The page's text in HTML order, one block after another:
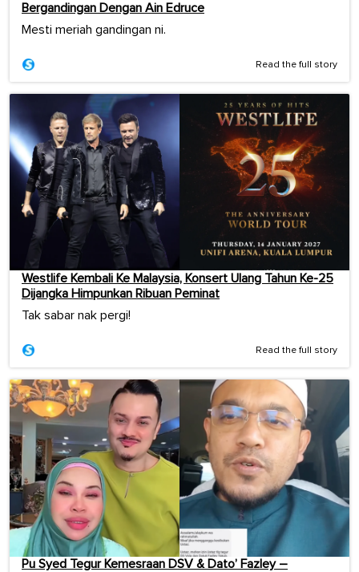
Bergandingan Dengan Ain Edruce
Mesti meriah gandingan ni.
Read the full story
Westlife Kembali Ke Malaysia, Konsert Ulang Tahun Ke-25
Dijangka Himpunkan Ribuan Peminat
Tak sabar nak pergi!
Read the full story
Pu Syed Tegur Kemesraan DSV & Dato’ Fazley –